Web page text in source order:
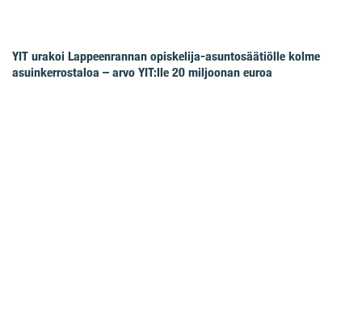
YIT urakoi Lappeenrannan opiskelija-asuntosäätiölle kolme
asuinkerrostaloa – arvo YIT:lle 20 miljoonan euroa